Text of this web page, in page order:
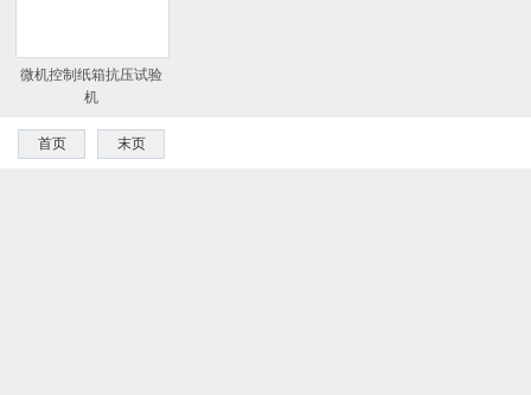
微机控制纸箱抗压试验
机
首页 末页